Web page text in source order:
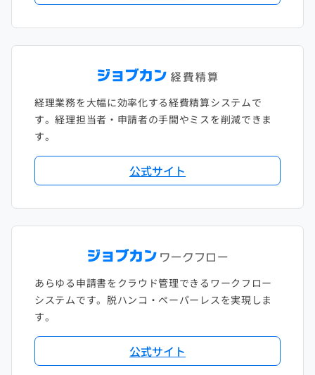
経理業務を大幅に効率化する経費精算システムで
す。経理担当者・申請者の手間やミスを削減できま
す。
公式サイト
あらゆる申請書をクラウド管理できるワークフロー
システムです。脱ハンコ・ペーパーレスを実現しま
す。
公式サイト